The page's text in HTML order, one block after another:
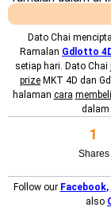
Dato Chai
Ramalan Gdlotto
setiap hari. Dato
prize MKT 4D dan
halaman cara
dalam
Shares
1
Follow our Facebook,
also